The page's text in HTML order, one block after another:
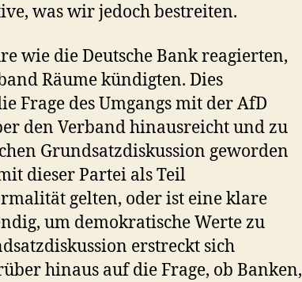
was wir jedoch bestreiten.
wie die Deutsche Bank reagierten,
Räume kündigten. Dies
Frage des Umgangs mit der AfD
den Verband hinausreicht und zu
Grundsatzdiskussion geworden
dieser Partei als Teil
gelten, oder ist eine klare
um demokratische Werte zu
erstreckt sich
hinaus auf die Frage, ob Banken,